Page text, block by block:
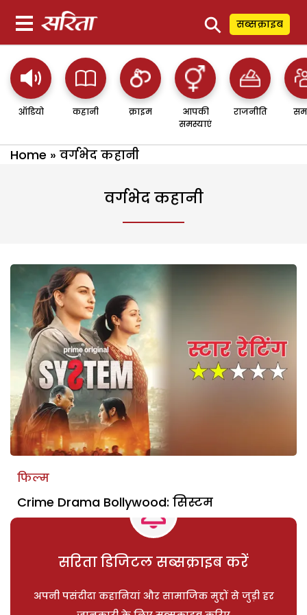
⚲ सब्सक्राइब
ऑडियो कहानी क्राइम
आपकी
समस्याएं
राजनीति
Home » वर्गभेद कहानी
वर्गभेद कहानी
फिल्म
Crime Drama Bollywood: सिस्टम
सरिता डिजिटल सब्सक्राइब करें
अपनी पसंदीदा कहानियां और सामाजिक मुद्दों से जुड़ी हर